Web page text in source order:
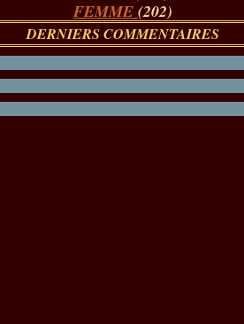
FEMME (202)
DERNIERS COMMENTAIRES